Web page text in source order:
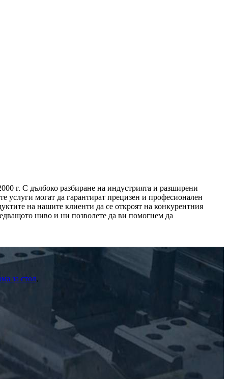
г. С дълбоко разбиране на индустрията и разширени
могат да гарантират прецизен и професионален
на нашите клиенти да се откроят на конкурентния
ниво и ни позволете да ви помогнем да
за стол,